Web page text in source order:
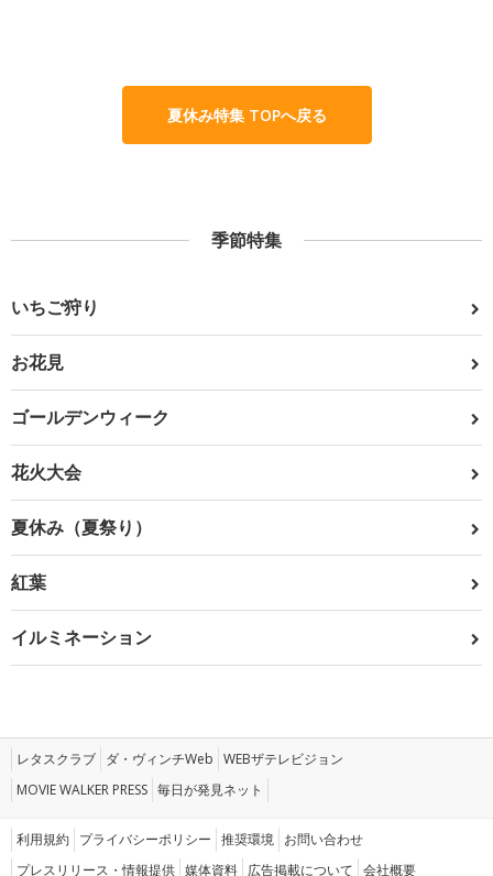
夏休み特集 TOPへ戻る
季節特集
いちご狩り
お花見
ゴールデンウィーク
花火大会
夏休み（夏祭り）
紅葉
イルミネーション
レタスクラブ ダ・ヴィンチWeb WEBザテレビジョン
MOVIE WALKER PRESS 毎日が発見ネット
利用規約 プライバシーポリシー 推奨環境 お問い合わせ
プレスリリース・情報提供 媒体資料 広告掲載について 会社概要